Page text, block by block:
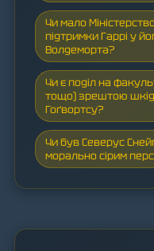
Чи мало
підтримки Гаррі у
Волдеморта?
Чи є поділ на
тощо) зрештою
Гоґвортсу?
Чи був Северус
морально сірим